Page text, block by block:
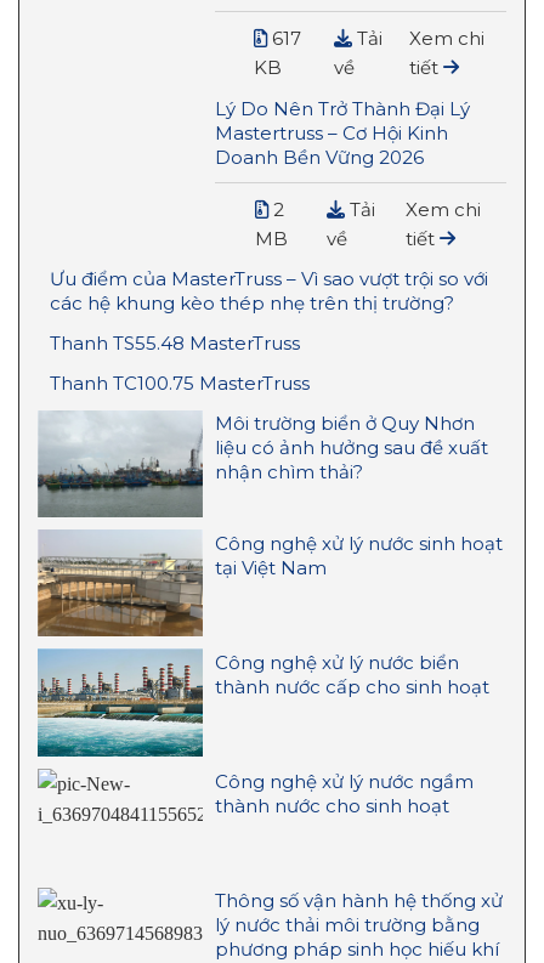
617
KB
Tải
về
Xem chi
tiết
Lý Do Nên Trở Thành Đại Lý
Mastertruss – Cơ Hội Kinh
Doanh Bền Vững 2026
2
MB
Tải
về
Xem chi
tiết
Ưu điểm của MasterTruss – Vì sao vượt trội so với
các hệ khung kèo thép nhẹ trên thị trường?
Thanh TS55.48 MasterTruss
Thanh TC100.75 MasterTruss
Môi trường biển ở Quy Nhơn
liệu có ảnh hưởng sau đề xuất
nhận chìm thải?
Công nghệ xử lý nước sinh hoạt
tại Việt Nam
Công nghệ xử lý nước biển
thành nước cấp cho sinh hoạt
Công nghệ xử lý nước ngầm
thành nước cho sinh hoạt
Thông số vận hành hệ thống xử
lý nước thải môi trường bằng
phương pháp sinh học hiếu khí